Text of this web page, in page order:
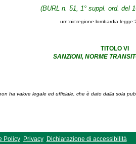
(BURL n. 51, 1° suppl. ord. del
TITOLO VI
SANZIONI, NORME
ha valore legale ed ufficiale, che è dato dalla sola
Policy Privacy
Dichiarazione di accessibilità